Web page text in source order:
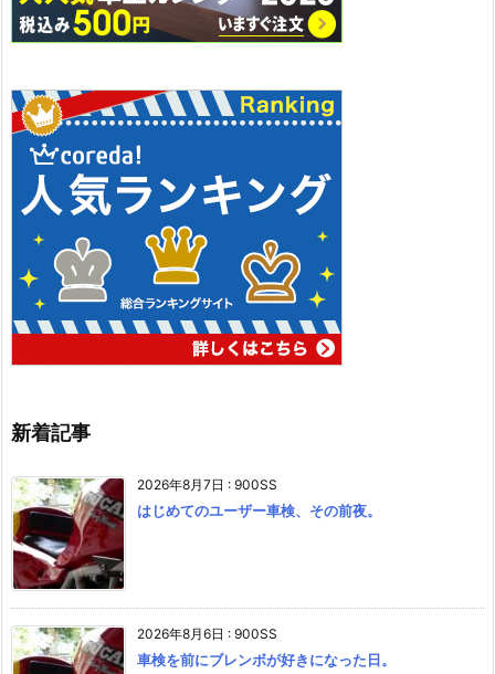
新着記事
2026年8月7日 : 900SS
はじめてのユーザー車検、その前夜。
2026年8月6日 : 900SS
車検を前にブレンボが好きになった日。